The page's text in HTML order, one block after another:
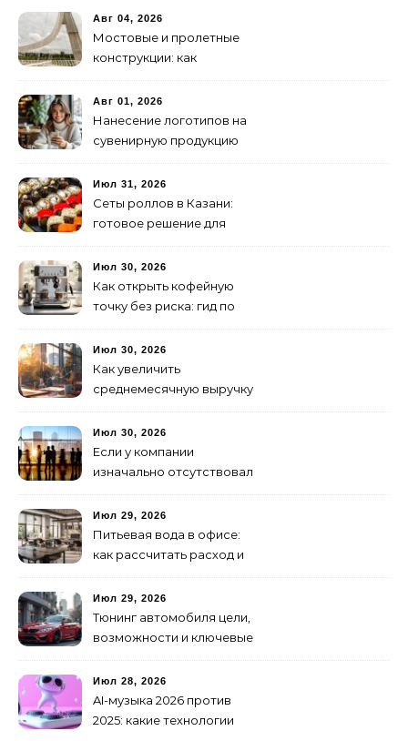
Авг 04, 2026
Мостовые и пролетные
конструкции: как
изготовление и поставку
Авг 01, 2026
Нанесение логотипов на
сувенирную продукцию
Июл 31, 2026
Сеты роллов в Казани:
готовое решение для
друзьями
Июл 30, 2026
Как открыть кофейную
точку без риска: гид по
Июл 30, 2026
Как увеличить
среднемесячную выручку
лишних затрат
Июл 30, 2026
Если у компании
изначально отсутствовал
как не утонуть в хаосе
Июл 29, 2026
Питьевая вода в офисе:
как рассчитать расход и
Июл 29, 2026
Тюнинг автомобиля цели,
возможности и ключевые
транспортных средств
Июл 28, 2026
AI-музыка 2026 против
2025: какие технологии